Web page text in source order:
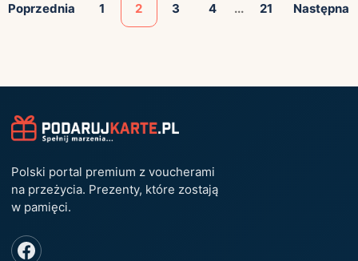
Poprzednia 1 2 3 4 ... 21 Następna
Polski portal premium z voucherami
na przeżycia. Prezenty, które zostają
w pamięci.